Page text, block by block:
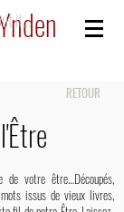
it...
RETOUR
de votre être…Découpés,
issus de vieux livres,